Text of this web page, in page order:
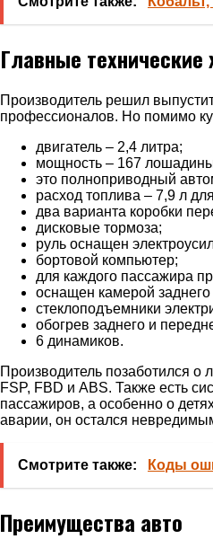
Главные технические
Производитель решил
профессионалов. Но помимо
двигатель – 2,4 литра;
мощность – 167
это полноприводный
расход топлива – 7,9 л
два варианта коробки
дисковые тормоза;
руль оснащен
бортовой компьютер;
для каждого пассажира
оснащен камерой
стеклоподъемники
обогрев заднего и
6 динамиков.
Производитель позаботился о
FSP, FBD и ABS. Также есть
пассажиров, а особенно о
аварии, он остался
Смотрите также: Коды
Преимущества авто